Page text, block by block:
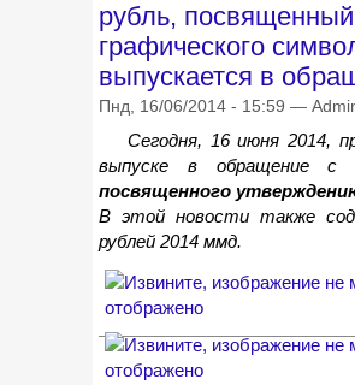
рубль,
графического
выпускается в
Пнд, 16/06/2014 - 15:59 —
Сегодня, 16 июня 2014,
выпуске в обращение
посвященного
В этой новости также
рублей 2014 ммд.